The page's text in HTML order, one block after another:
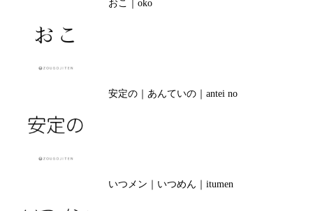
おこ｜oko
安定の｜あんていの｜antei no
いつメン｜いつめん｜itumen